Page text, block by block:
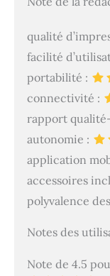
qualité
facilité
portabilité :
connectivité :
rapport
autonomie :
application
accessoires
polyvalence
Notes des
Note de 4.5